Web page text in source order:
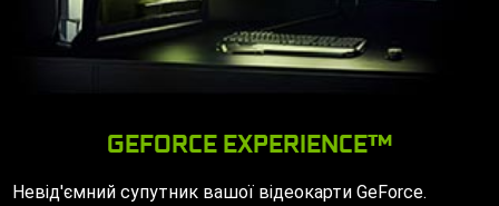
GEFORCE EXPERIENCE™
Невід'ємний супутник вашої відеокарти GeForce.